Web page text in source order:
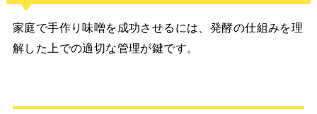
家庭で手作り味噌を成功させるには、発酵の仕組みを理
解した上での適切な管理が鍵です。